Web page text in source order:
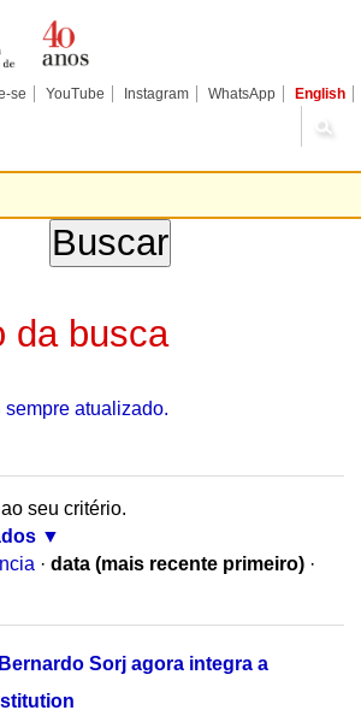
se YouTube Instagram WhatsApp English
da busca
atualizado.
seu critério.
· data (mais recente primeiro) ·
Sorj agora integra a